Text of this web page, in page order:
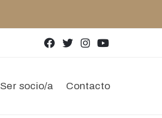
Ser socio/a Contacto